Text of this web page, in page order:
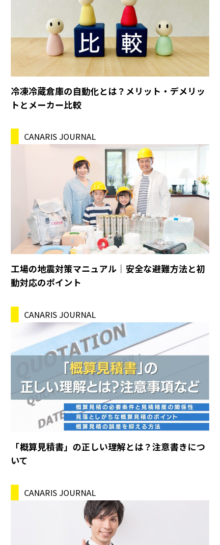
冷凍冷蔵倉庫の自動化とは？メリット・デメリッ
トとメーカー比較
CANARIS JOURNAL
工場の地震対策マニュアル｜安全な避難方法と初
動対応のポイント
CANARIS JOURNAL
「概算見積書」の正しい理解とは？注意書きにつ
いて
CANARIS JOURNAL